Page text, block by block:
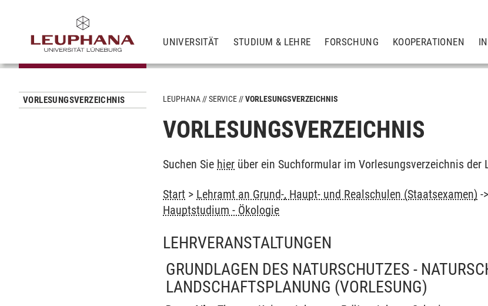
UNIVERSITÄT STUDIUM & LEHRE FORSCHUNG KOOPERATIONEN
VORLESUNGSVERZEICHNIS LEUPHANA SERVICE VORLESUNGSVERZEICHNIS
VORLESUNGSVERZEICHNIS
Suchen Sie hier über ein Suchformular im Vorlesungsverzeichnis der
Start > Lehramt an Grund-, Haupt- und Realschulen (Staatsexamen) ->
Hauptstudium - Ökologie
LEHRVERANSTALTUNGEN
GRUNDLAGEN DES NATURSCHUTZES -
LANDSCHAFTSPLANUNG (VORLESUNG)